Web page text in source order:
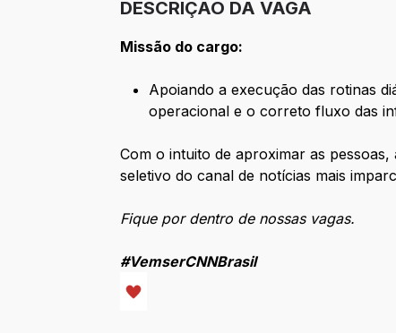
DESCRIÇÃO DA VAGA
Missão do cargo:
Apoiando a execução das rotinas
operacional e o correto fluxo das
Com o intuito de aproximar as
seletivo do canal de notícias mais
Fique por dentro de nossas vagas.
#VemserCNNBrasil